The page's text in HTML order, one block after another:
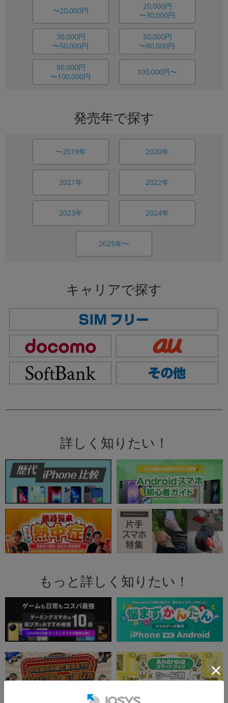
〜20,000円 20,000円
〜30,000円
30,000円
〜50,000円
50,000円
〜80,000円
80,000円
〜100,000円 100,000円〜
発売年で探す
〜2019年 2020年
2021年 2022年
2023年 2024年
2025年〜
キャリアで探す
詳しく知りたい！
もっと詳しく知りたい！